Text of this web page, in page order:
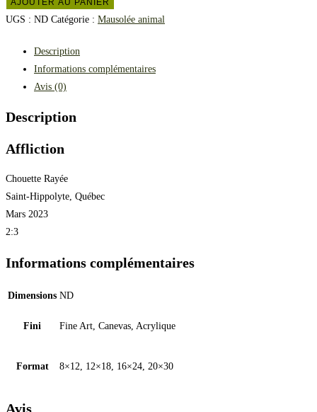
UGS : ND Catégorie : Mausolée animal
Description
Informations complémentaires
Avis (0)
Description
Affliction
Chouette Rayée
Saint-Hippolyte, Québec
Mars 2023
2:3
Informations complémentaires
Dimensions ND
Fini Fine Art, Canevas, Acrylique
Format 8×12, 12×18, 16×24, 20×30
Avis